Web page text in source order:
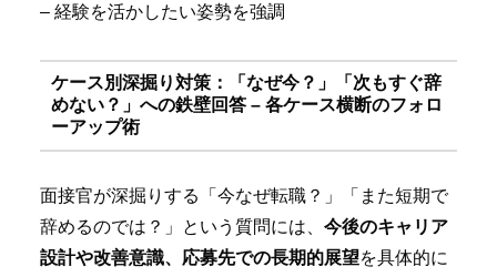
– 経験を活かしたい姿勢を強調
ケース別深掘り対策：「なぜ今？」「次もすぐ辞
めない？」への鉄壁回答 – 各ケース横断のフォロ
ーアップ術
面接官が深掘りする「今なぜ転職？」「また短期で
辞めるのでは？」という質問には、 今後のキャリア
設計や改善意識、応募先での長期的展望を具体的に